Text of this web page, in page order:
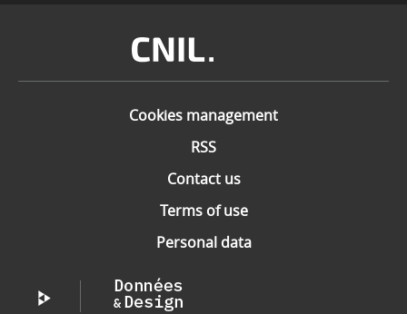
Image
Cookies management
RSS
Contact us
Terms of use
Personal data